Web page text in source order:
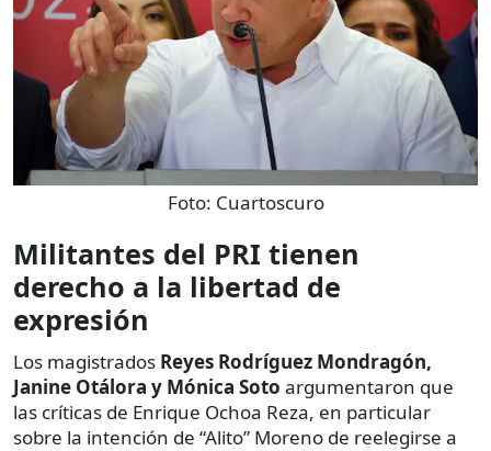
Foto: Cuartoscuro
Militantes del PRI tienen
derecho a la libertad de
expresión
Los magistrados Reyes Rodríguez Mondragón,
Janine Otálora y Mónica Soto argumentaron que
las críticas de Enrique Ochoa Reza, en particular
sobre la intención de “Alito” Moreno de reelegirse a